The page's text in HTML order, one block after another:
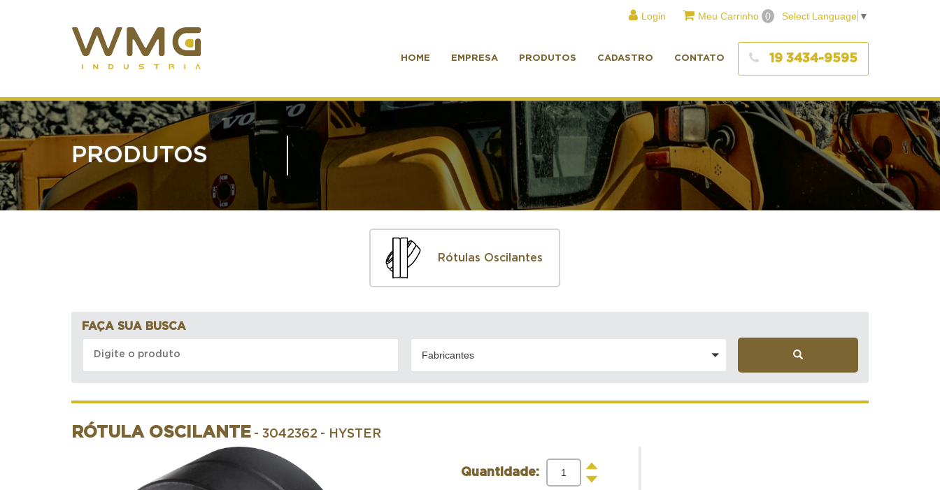
Login Meu Carrinho 0 Select Language ▼
HOME EMPRESA PRODUTOS CADASTRO CONTATO 19 3434-9595
PRODUTOS
Rótulas Oscilantes
FAÇA SUA BUSCA
Fabricantes
RÓTULA OSCILANTE - 3042362 - HYSTER
Quantidade:
+
-